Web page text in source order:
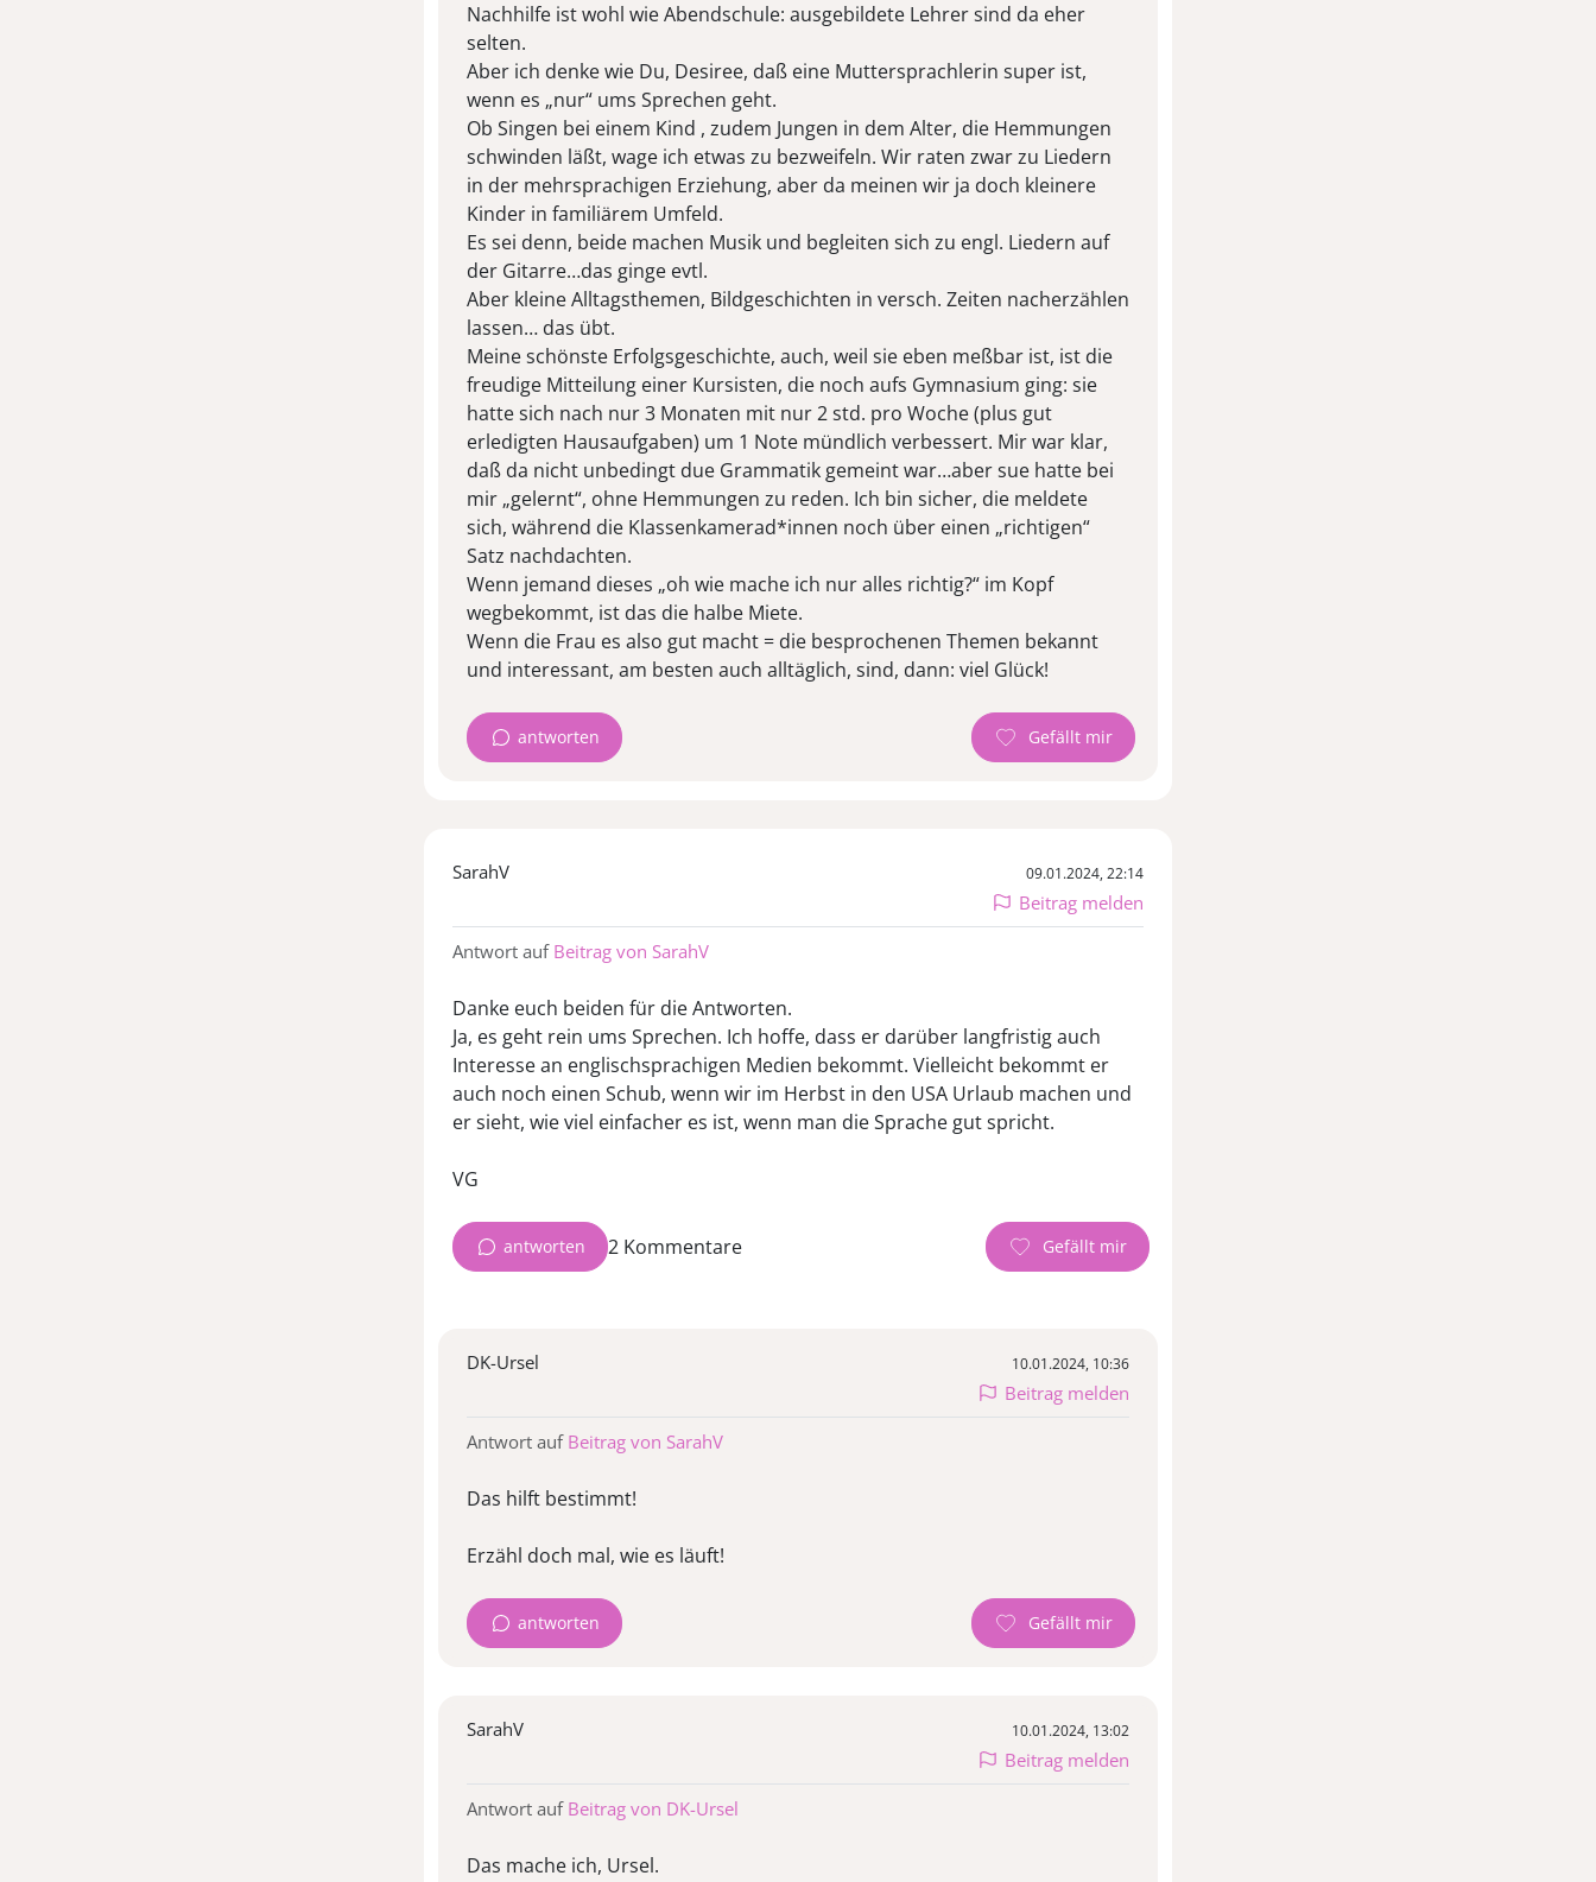
Nachhilfe ist wohl wie Abendschule: ausgebildete Lehrer sind da eher
selten.
Aber ich denke wie Du, Desiree, daß eine Muttersprachlerin super ist,
wenn es „nur“ ums Sprechen geht.
Ob Singen bei einem Kind , zudem Jungen in dem Alter, die Hemmungen
schwinden läßt, wage ich etwas zu bezweifeln. Wir raten zwar zu Liedern
in der mehrsprachigen Erziehung, aber da meinen wir ja doch kleinere
Kinder in familiärem Umfeld.
Es sei denn, beide machen Musik und begleiten sich zu engl. Liedern auf
der Gitarre…das ginge evtl.
Aber kleine Alltagsthemen, Bildgeschichten in versch. Zeiten nacherzählen
lassen… das übt.
Meine schönste Erfolgsgeschichte, auch, weil sie eben meßbar ist, ist die
freudige Mitteilung einer Kursisten, die noch aufs Gymnasium ging: sie
hatte sich nach nur 3 Monaten mit nur 2 std. pro Woche (plus gut
erledigten Hausaufgaben) um 1 Note mündlich verbessert. Mir war klar,
daß da nicht unbedingt due Grammatik gemeint war…aber sue hatte bei
mir „gelernt“, ohne Hemmungen zu reden. Ich bin sicher, die meldete
sich, während die Klassenkamerad*innen noch über einen „richtigen“
Satz nachdachten.
Wenn jemand dieses „oh wie mache ich nur alles richtig?“ im Kopf
wegbekommt, ist das die halbe Miete.
Wenn die Frau es also gut macht = die besprochenen Themen bekannt
und interessant, am besten auch alltäglich, sind, dann: viel Glück!
antworten
SarahV 09.01.2024, 22:14
Beitrag melden
Antwort auf Beitrag von SarahV
Danke euch beiden für die Antworten.
Ja, es geht rein ums Sprechen. Ich hoffe, dass er darüber langfristig auch
Interesse an englischsprachigen Medien bekommt. Vielleicht bekommt er
auch noch einen Schub, wenn wir im Herbst in den USA Urlaub machen und
er sieht, wie viel einfacher es ist, wenn man die Sprache gut spricht.
VG
antworten 2 Kommentare
DK-Ursel 10.01.2024, 10:36
Beitrag melden
Antwort auf Beitrag von SarahV
Das hilft bestimmt!
Erzähl doch mal, wie es läuft!
antworten
SarahV 10.01.2024, 13:02
Beitrag melden
Antwort auf Beitrag von DK-Ursel
Das mache ich, Ursel.